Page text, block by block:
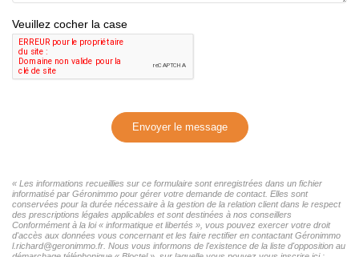
Veuillez cocher la case
Envoyer le message
« Les informations recueillies sur ce formulaire sont enregistrées dans un fichier
informatisé par Géronimmo pour gérer votre demande de contact. Elles sont
conservées pour la durée nécessaire à la gestion de la relation client dans le respect
des prescriptions légales applicables et sont destinées à nos conseillers
Conformément à la loi « informatique et libertés », vous pouvez exercer votre droit
d'accès aux données vous concernant et les faire rectifier en contactant Géronimmo
l.richard@geronimmo.fr. Nous vous informons de l'existence de la liste d'opposition au